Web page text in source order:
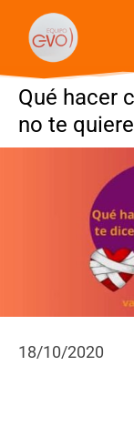
Qué hacer
no te quiere
18/10/2020